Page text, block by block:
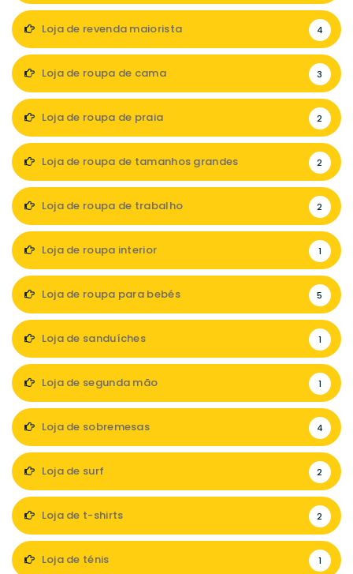
Loja de revenda maiorista 4
Loja de roupa de cama 3
Loja de roupa de praia 2
Loja de roupa de tamanhos grandes 2
Loja de roupa de trabalho 2
Loja de roupa interior 1
Loja de roupa para bebés 5
Loja de sanduíches 1
Loja de segunda mão 1
Loja de sobremesas 4
Loja de surf 2
Loja de t-shirts 2
Loja de ténis 1